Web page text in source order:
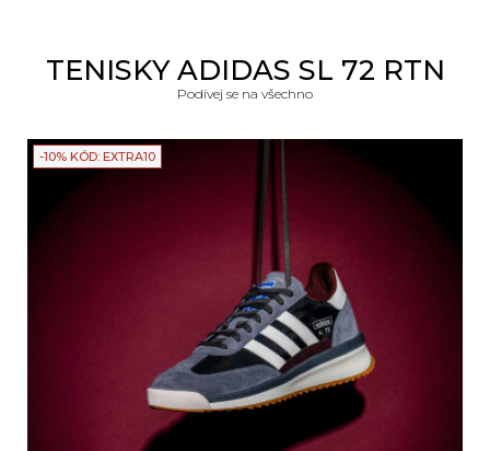
TENISKY ADIDAS SL 72 RTN
Podívej se na všechno
-10% KÓD: EXTRA10